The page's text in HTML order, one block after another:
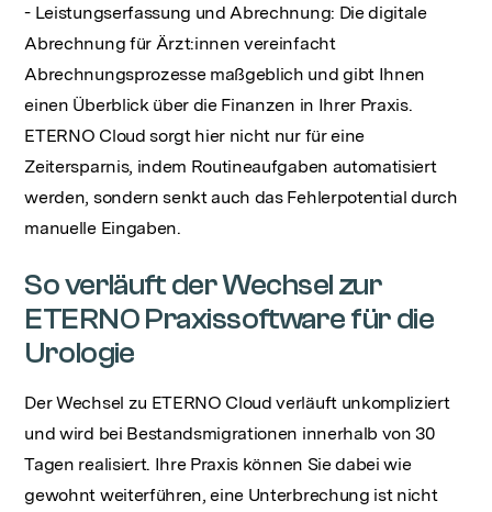
- Leistungserfassung und Abrechnung: Die digitale
Abrechnung für Ärzt:innen vereinfacht
Abrechnungsprozesse maßgeblich und gibt Ihnen
einen Überblick über die Finanzen in Ihrer Praxis.
ETERNO Cloud sorgt hier nicht nur für eine
Zeitersparnis, indem Routineaufgaben automatisiert
werden, sondern senkt auch das Fehlerpotential durch
manuelle Eingaben.
So verläuft der Wechsel zur
ETERNO Praxissoftware für die
Urologie
Der Wechsel zu ETERNO Cloud verläuft unkompliziert
und wird bei Bestandsmigrationen innerhalb von 30
Tagen realisiert. Ihre Praxis können Sie dabei wie
gewohnt weiterführen, eine Unterbrechung ist nicht